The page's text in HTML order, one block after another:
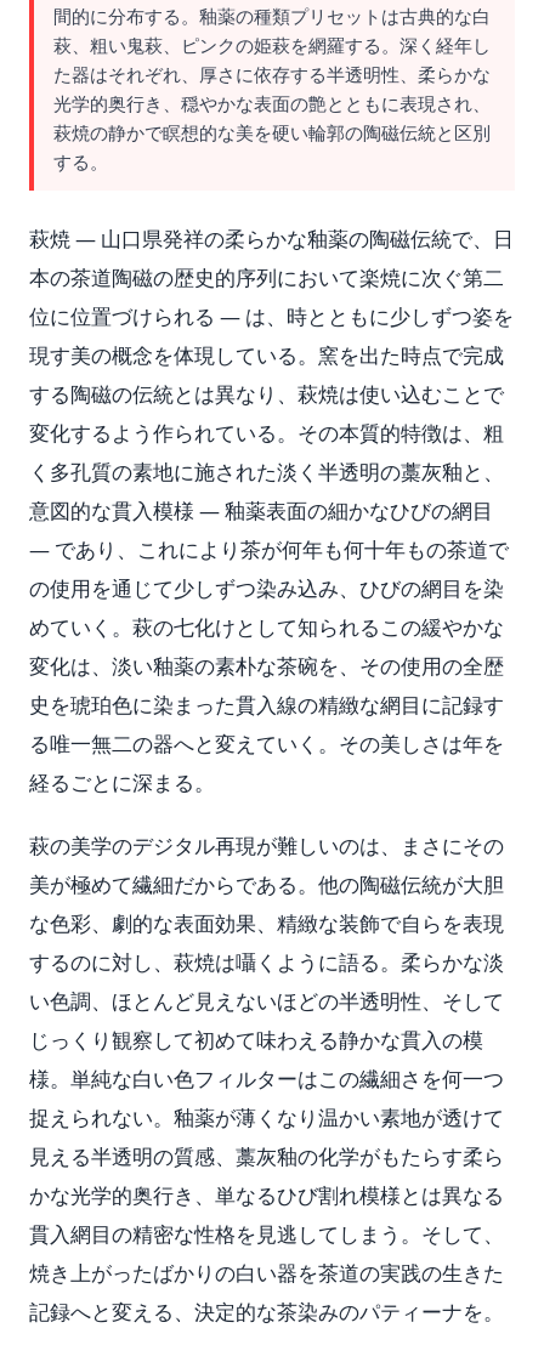
間的に分布する。釉薬の種類プリセットは古典的な白
萩、粗い鬼萩、ピンクの姫萩を網羅する。深く経年し
た器はそれぞれ、厚さに依存する半透明性、柔らかな
光学的奥行き、穏やかな表面の艶とともに表現され、
萩焼の静かで瞑想的な美を硬い輪郭の陶磁伝統と区別
する。
萩焼 — 山口県発祥の柔らかな釉薬の陶磁伝統で、日
本の茶道陶磁の歴史的序列において楽焼に次ぐ第二
位に位置づけられる — は、時とともに少しずつ姿を
現す美の概念を体現している。窯を出た時点で完成
する陶磁の伝統とは異なり、萩焼は使い込むことで
変化するよう作られている。その本質的特徴は、粗
く多孔質の素地に施された淡く半透明の藁灰釉と、
意図的な貫入模様 — 釉薬表面の細かなひびの網目
— であり、これにより茶が何年も何十年もの茶道で
の使用を通じて少しずつ染み込み、ひびの網目を染
めていく。萩の七化けとして知られるこの緩やかな
変化は、淡い釉薬の素朴な茶碗を、その使用の全歴
史を琥珀色に染まった貫入線の精緻な網目に記録す
る唯一無二の器へと変えていく。その美しさは年を
経るごとに深まる。
萩の美学のデジタル再現が難しいのは、まさにその
美が極めて繊細だからである。他の陶磁伝統が大胆
な色彩、劇的な表面効果、精緻な装飾で自らを表現
するのに対し、萩焼は囁くように語る。柔らかな淡
い色調、ほとんど見えないほどの半透明性、そして
じっくり観察して初めて味わえる静かな貫入の模
様。単純な白い色フィルターはこの繊細さを何一つ
捉えられない。釉薬が薄くなり温かい素地が透けて
見える半透明の質感、藁灰釉の化学がもたらす柔ら
かな光学的奥行き、単なるひび割れ模様とは異なる
貫入網目の精密な性格を見逃してしまう。そして、
焼き上がったばかりの白い器を茶道の実践の生きた
記録へと変える、決定的な茶染みのパティーナを。